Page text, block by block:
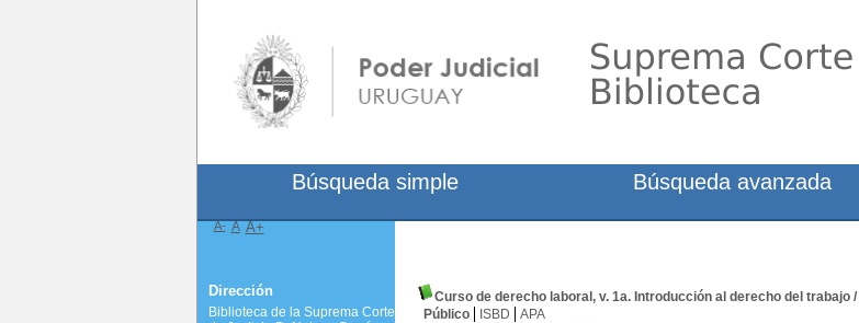
Curso de derecho laboral, v. 1a. Introducción al derecho del trabajo/
Público
ISBD
APA
Búsqueda simple Búsqueda avanzada
A- A A+
Dirección
Biblioteca de la Suprema Corte